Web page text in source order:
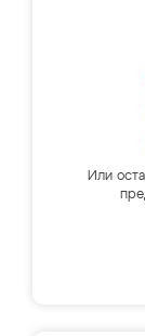
Или